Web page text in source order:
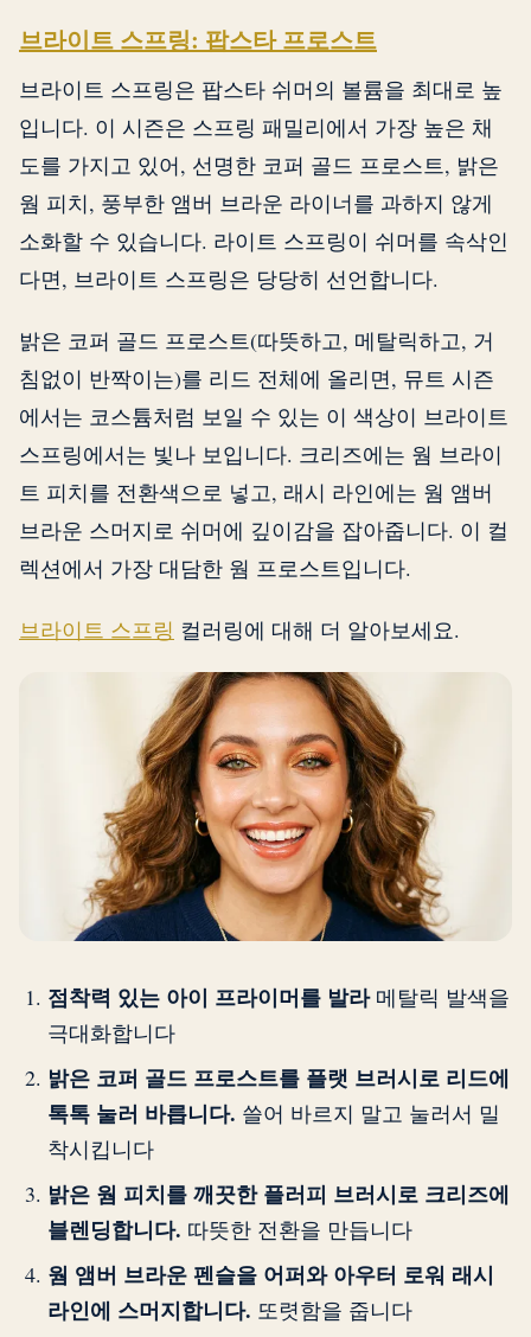
브라이트 스프링: 팝스타 프로스트
브라이트 스프링은 팝스타 쉬머의 볼륨을 최대로 높
입니다. 이 시즌은 스프링 패밀리에서 가장 높은 채
도를 가지고 있어, 선명한 코퍼 골드 프로스트, 밝은
웜 피치, 풍부한 앰버 브라운 라이너를 과하지 않게
소화할 수 있습니다. 라이트 스프링이 쉬머를 속삭인
다면, 브라이트 스프링은 당당히 선언합니다.
밝은 코퍼 골드 프로스트(따뜻하고, 메탈릭하고, 거
침없이 반짝이는)를 리드 전체에 올리면, 뮤트 시즌
에서는 코스튬처럼 보일 수 있는 이 색상이 브라이트
스프링에서는 빛나 보입니다. 크리즈에는 웜 브라이
트 피치를 전환색으로 넣고, 래시 라인에는 웜 앰버
브라운 스머지로 쉬머에 깊이감을 잡아줍니다. 이 컬
렉션에서 가장 대담한 웜 프로스트입니다.
브라이트 스프링 컬러링에 대해 더 알아보세요.
점착력 있는 아이 프라이머를 발라메탈릭 발색을
극대화합니다
밝은 코퍼 골드 프로스트를 플랫 브러시로 리드에
톡톡 눌러 바릅니다. 쓸어 바르지 말고 눌러서 밀
착시킵니다
밝은 웜 피치를 깨끗한 플러피 브러시로 크리즈에
블렌딩합니다. 따뜻한 전환을 만듭니다
웜 앰버 브라운 펜슬을 어퍼와 아우터 로워 래시
라인에 스머지합니다. 또렷함을 줍니다